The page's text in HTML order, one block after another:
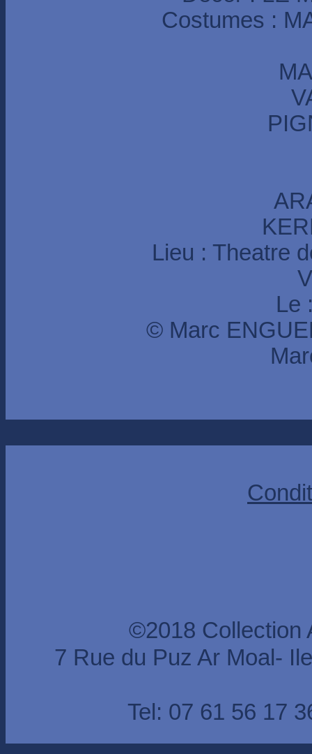
Costumes :
Lieu : Theatre
Le
© Marc
©2018 Collection
7 Rue du Puz Ar Moal-
Tel: 07 61 56 17